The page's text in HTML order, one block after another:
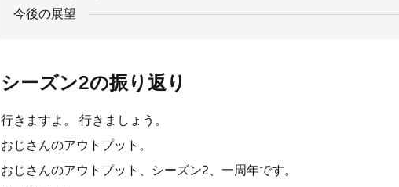
今後の展望
シーズン2の振り返り
行きますよ。 行きましょう。
おじさんのアウトプット。
おじさんのアウトプット、シーズン2、一周年です。